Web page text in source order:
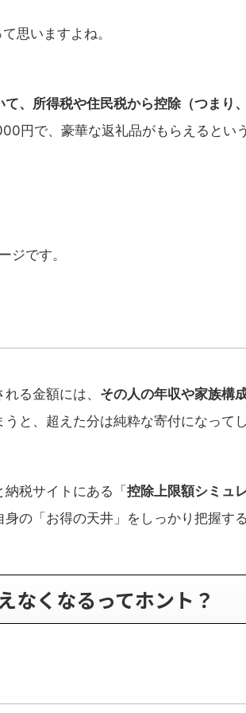
思いますよね。
、所得税や住民税から控除（つまり
円で、豪華な返礼品がもらえるとい
ジです。
る金額には、 その人の年収や家族構
と、超えた分は純粋な寄付になって
税サイトにある「 控除上限額シミュ
の「お得の天井」をしっかり把握す
なくなるってホント？